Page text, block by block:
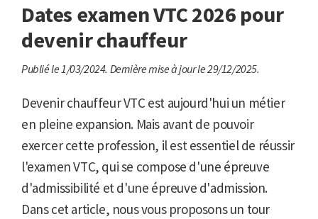
Dates examen VTC 2026 pour
devenir chauffeur
Publié le 1/03/2024. Dernière mise à jour le 29/12/2025.
Devenir chauffeur VTC est aujourd'hui un métier
en pleine expansion. Mais avant de pouvoir
exercer cette profession, il est essentiel de réussir
l'examen VTC, qui se compose d'une épreuve
d'admissibilité et d'une épreuve d'admission.
Dans cet article, nous vous proposons un tour